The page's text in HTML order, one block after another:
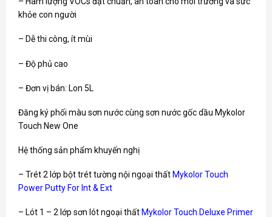
khỏe con người
– Dễ thi công, ít mùi
– Độ phủ cao
– Đơn vị bán: Lon 5L
Đăng ký phối màu sơn nước cùng sơn nước gốc dầu Mykolor
Touch New One
Hệ thống sản phẩm khuyến nghị
– Trét 2 lớp bột trét tường nội ngoại thất Mykolor Touch
Power Putty For Int & Ext
– Lót 1 – 2 lớp sơn lót ngoại thất Mykolor Touch Deluxe Primer